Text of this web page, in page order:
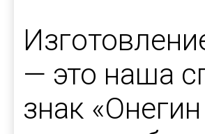
— это наша
знак